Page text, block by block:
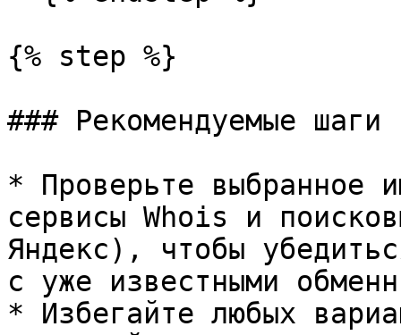
{% step %}
### Рекомендуемые
* Проверьте выбранное
сервисы Whois и
Яндекс), чтобы
с уже известными
* Избегайте любых